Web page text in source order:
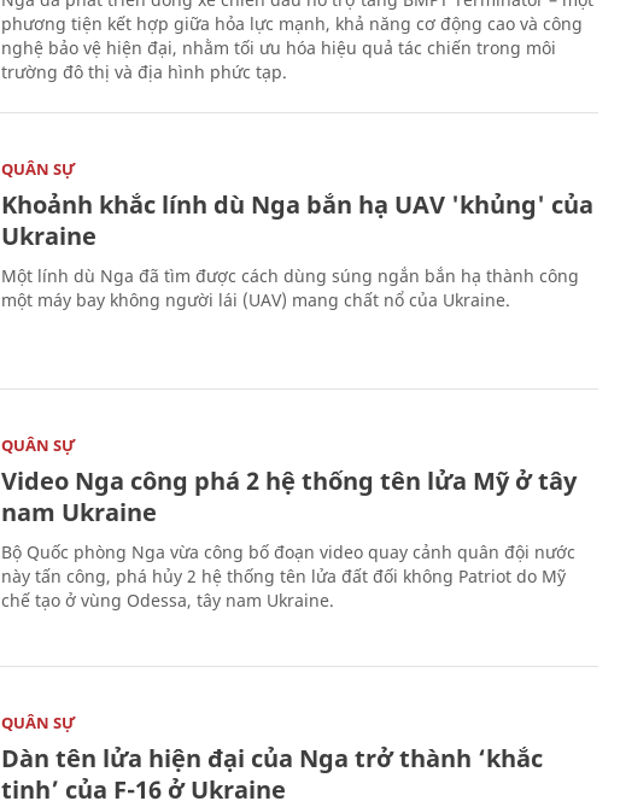
phương tiện kết hợp giữa hỏa lực mạnh, khả năng cơ động cao và công
nghệ bảo vệ hiện đại, nhằm tối ưu hóa hiệu quả tác chiến trong môi
trường đô thị và địa hình phức tạp.
QUÂN SỰ
Khoảnh khắc lính dù Nga bắn hạ UAV 'khủng' của
Ukraine
Một lính dù Nga đã tìm được cách dùng súng ngắn bắn hạ thành công
một máy bay không người lái (UAV) mang chất nổ của Ukraine.
QUÂN SỰ
Video Nga công phá 2 hệ thống tên lửa Mỹ ở tây
nam Ukraine
Bộ Quốc phòng Nga vừa công bố đoạn video quay cảnh quân đội nước
này tấn công, phá hủy 2 hệ thống tên lửa đất đối không Patriot do Mỹ
chế tạo ở vùng Odessa, tây nam Ukraine.
QUÂN SỰ
Dàn tên lửa hiện đại của Nga trở thành ‘khắc
tinh’ của F-16 ở Ukraine